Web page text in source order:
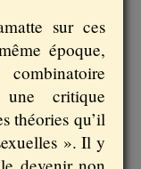
sur ces
époque,
critique
théories qu’il
». Il y